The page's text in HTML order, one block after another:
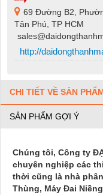
69 Đường B2,
Tân Phú, TP HCM
http://
CHI TIẾT VỀ SẢN
SẢN PHẨM GỢI Ý
Chúng tôi, Công ty
chuyên nghiệp các
thời cũng là nhà
Thùng, Máy Đai